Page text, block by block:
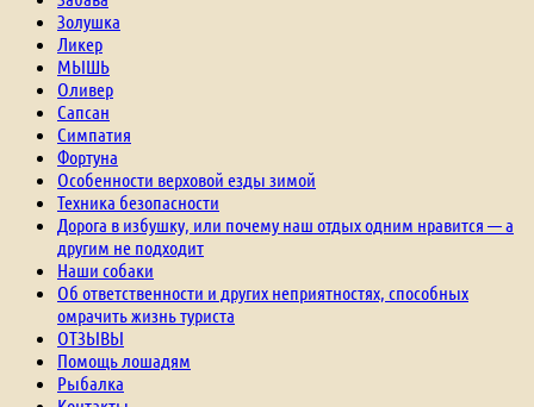
Золушка
Ликер
МЫШЬ
Оливер
Сапсан
Симпатия
Фортуна
Особенности верховой езды зимой
Техника безопасности
Дорога в избушку, или почему наш отдых одним нравится — а
другим не подходит
Наши собаки
Об ответственности и других неприятностях, способных
омрачить жизнь туриста
ОТЗЫВЫ
Помощь лошадям
Рыбалка